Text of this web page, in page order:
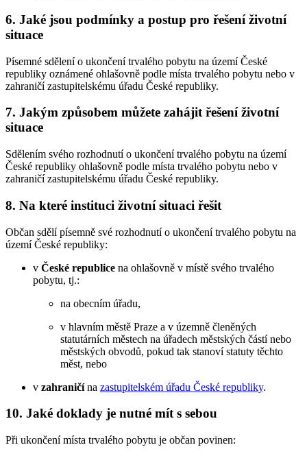
6. Jaké jsou podmínky a postup pro řešení životní
situace
Písemné sdělení o ukončení trvalého pobytu na území České
republiky oznámené ohlašovně podle místa trvalého pobytu nebo v
zahraničí zastupitelskému úřadu České republiky.
7. Jakým způsobem můžete zahájit řešení životní
situace
Sdělením svého rozhodnutí o ukončení trvalého pobytu na území
České republiky ohlašovně podle místa trvalého pobytu nebo v
zahraničí zastupitelskému úřadu České republiky.
8. Na které instituci životní situaci řešit
Občan sdělí písemně své rozhodnutí o ukončení trvalého pobytu na
území České republiky:
v České republice na ohlašovně v místě svého trvalého
pobytu, tj.:
na obecním úřadu,
v hlavním městě Praze a v územně členěných
statutárních městech na úřadech městských částí nebo
městských obvodů, pokud tak stanoví statuty těchto
měst, nebo
v zahraničína zastupitelském úřadu České republiky.
10. Jaké doklady je nutné mít s sebou
Při ukončení místa trvalého pobytu je občan povinen: